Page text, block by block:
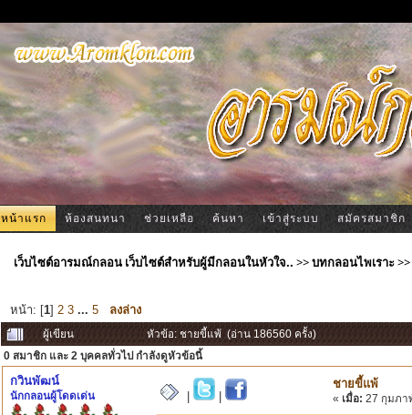
หน้าแรก ห้องสนทนา ช่วยเหลือ ค้นหา เข้าสู่ระบบ สมัครสมาชิก
เว็บไซต์อารมณ์กลอน เว็บไซต์สำหรับผู้มีกลอนในหัวใจ.. >>บทกลอนไพเราะ>>
หน้า: [1] 2 3 ... 5 ลงล่าง
ผู้เขียน
หัวข้อ: ชายขี้แพ้ (อ่าน 186560 ครั้ง)
0 สมาชิก และ 2 บุคคลทั่วไป กำลังดูหัวข้อนี้
กวินพัฒน์
นักกลอนผู้โดดเด่น
ชายขี้แพ้
« เมื่อ: 27 กุมภา